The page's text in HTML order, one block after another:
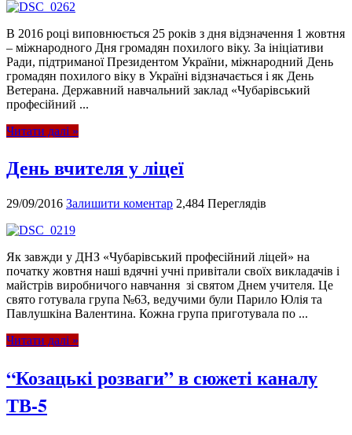
В 2016 році виповнюється 25 років з дня відзначення 1 жовтня
– міжнародного Дня громадян похилого віку. За ініціативи
Ради, підтриманої Президентом України, міжнародний День
громадян похилого віку в Україні відзначається і як День
Ветерана. Державний навчальний заклад «Чубарівський
професійний ...
Читати далі »
День вчителя у ліцеї
29/09/2016 Залишити коментар 2,484 Переглядів
Як завжди у ДНЗ «Чубарівський професійний ліцей» на
початку жовтня наші вдячні учні привітали своїх викладачів і
майстрів виробничого навчання зі святом Днем учителя. Це
свято готувала група №63, ведучими були Парило Юлія та
Павлушкіна Валентина. Кожна група приготувала по ...
Читати далі »
“Козацькі розваги” в сюжеті каналу
ТВ-5